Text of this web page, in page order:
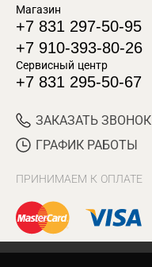
Магазин
+7 831 297-50-95
+7 910-393-80-26
Сервисный центр
+7 831 295-50-67
ЗАКАЗАТЬ ЗВОНОК
ГРАФИК РАБОТЫ
ПРИНИМАЕМ К ОПЛАТЕ